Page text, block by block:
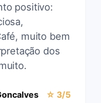
positivo:
muito bem
dos
☆ 3/5